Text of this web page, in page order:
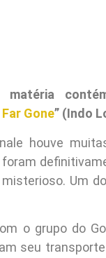
matéria
Gone” (Indo
houve
Um
o grupo do
seu